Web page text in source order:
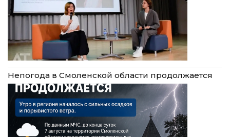
Непогода в Смоленской области продолжается